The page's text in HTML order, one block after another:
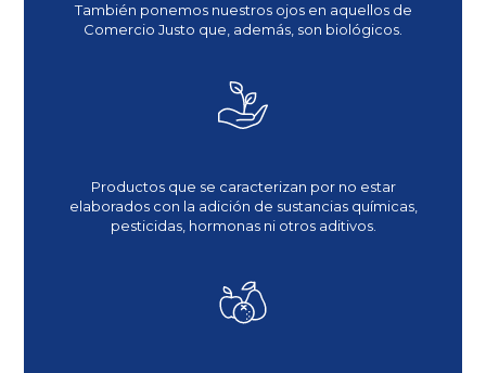
También ponemos nuestros ojos en aquellos de
Comercio Justo que, además, son biológicos.
Productos que se caracterizan por no estar
elaborados con la adición de sustancias químicas,
pesticidas, hormonas ni otros aditivos.